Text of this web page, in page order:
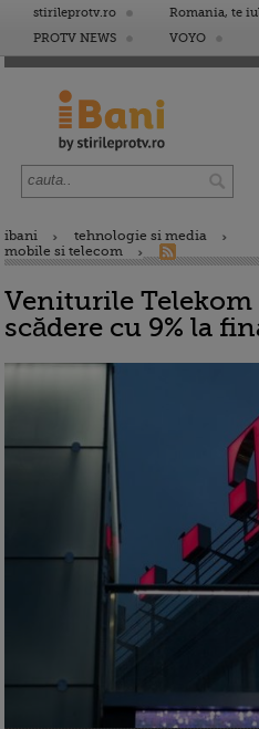
stirileprotv.ro Romania, te
PROTV NEWS
VOYO
ibani
tehnologie si media
mobile si telecom
Veniturile
scădere cu 9% la